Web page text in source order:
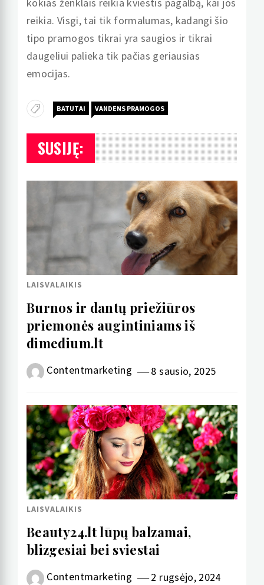
reikia. Visgi, tai tik formalumas, kadangi šio
tipo pramogos tikrai yra saugios ir tikrai
daugeliui palieka tik pačias geriausias
emocijas.
BATUTAI VANDENS PRAMOGOS
SUSIJĘ:
LAISVALAIKIS
Burnos ir dantų priežiūros
priemonės augintiniams iš
dimedium.lt
Contentmarketing 8 sausio, 2025
LAISVALAIKIS
Beauty24.lt lūpų balzamai,
blizgesiai bei sviestai
Contentmarketing 2 rugsėjo, 2024